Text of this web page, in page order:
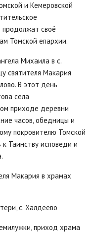
и Кемеровской
продолжат своë
Томской епархии.
Михаила в с.
святителя Макария
В этот день
села
приходе деревни
часов, обедницы и
покровителю Томской
Таинству исповеди и
Макария в храмах
с. Халдеево
приход храма